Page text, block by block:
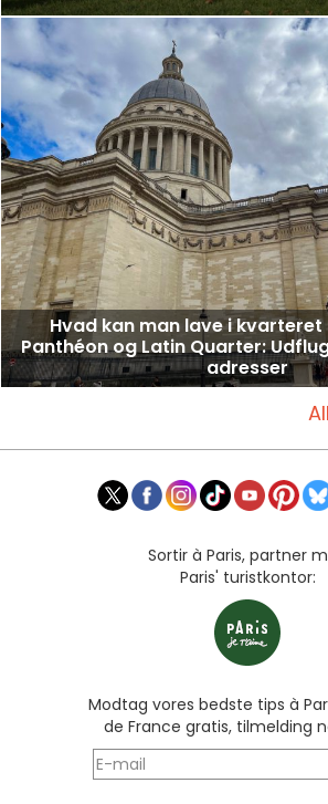
Hvad kan man lave i
Panthéon og Latin Quarter:
adresser
Sortir à Paris, partner
Paris' turistkontor:
Modtag vores bedste tips à
de France gratis, tilmelding